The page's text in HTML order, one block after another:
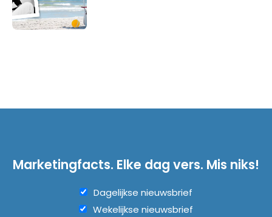
Marketingfacts. Elke dag vers. Mis niks!
Dagelijkse nieuwsbrief
Wekelijkse nieuwsbrief